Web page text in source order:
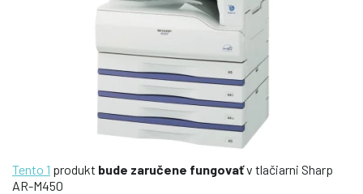
Tento 1 produkt bude zaručene fungovaťv tlačiarni Sharp
AR-M450